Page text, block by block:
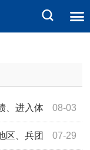
08-03
、进入体
07-29
区、兵团